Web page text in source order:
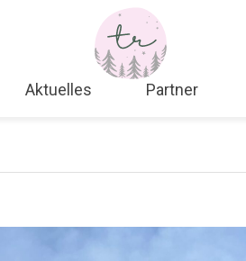
Aktuelles Partner